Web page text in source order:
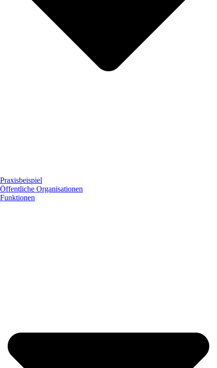
Praxisbeispiel
Öffentliche Organisationen
Funktionen